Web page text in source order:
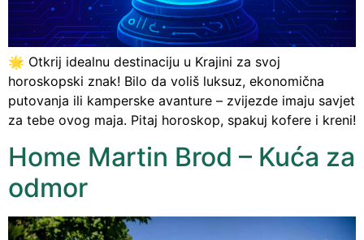
🌟 Otkrij idealnu destinaciju u Krajini za svoj
horoskopski znak! Bilo da voliš luksuz, ekonomična
putovanja ili kamperske avanture – zvijezde imaju savjet
za tebe ovog maja. Pitaj horoskop, spakuj kofere i kreni!
Home Martin Brod – Kuća za
odmor